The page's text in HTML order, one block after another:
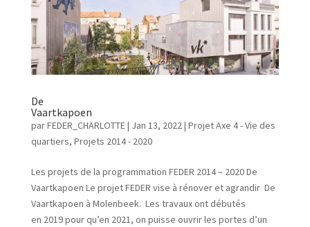
De
Vaartkapoen
parFEDER_CHARLOTTE| Jan 13, 2022| Projet Axe 4 - Vie des
quartiers, Projets 2014 - 2020
Les projets de la programmation FEDER 2014 – 2020 De
Vaartkapoen Le projet FEDER vise à rénover et agrandir De
Vaartkapoen à Molenbeek. Les travaux ont débutés
en 2019 pour qu’en 2021, on puisse ouvrir les portes d’un